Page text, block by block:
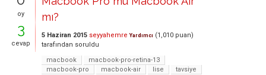
oy
3
cevap
mı?
5 Haziran 2015 seyyahemre Yardımcı (1,010 puan)
tarafından soruldu
macbook
macbook-pro-retina-13
macbook-pro
macbook-air lise tavsiye